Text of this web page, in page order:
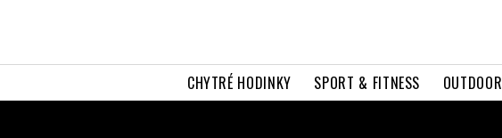
CHYTRÉ HODINKY SPORT & FITNESS OUTDOOR